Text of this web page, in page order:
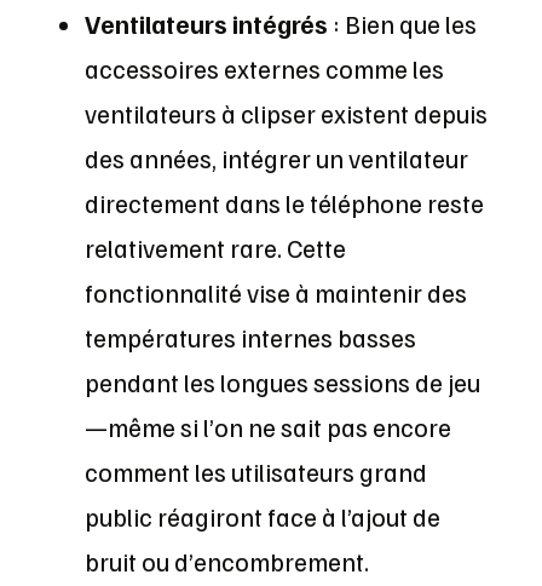
Ventilateurs intégrés : Bien que les
accessoires externes comme les
ventilateurs à clipser existent depuis
des années, intégrer un ventilateur
directement dans le téléphone reste
relativement rare. Cette
fonctionnalité vise à maintenir des
températures internes basses
pendant les longues sessions de jeu
—même si l’on ne sait pas encore
comment les utilisateurs grand
public réagiront face à l’ajout de
bruit ou d’encombrement.